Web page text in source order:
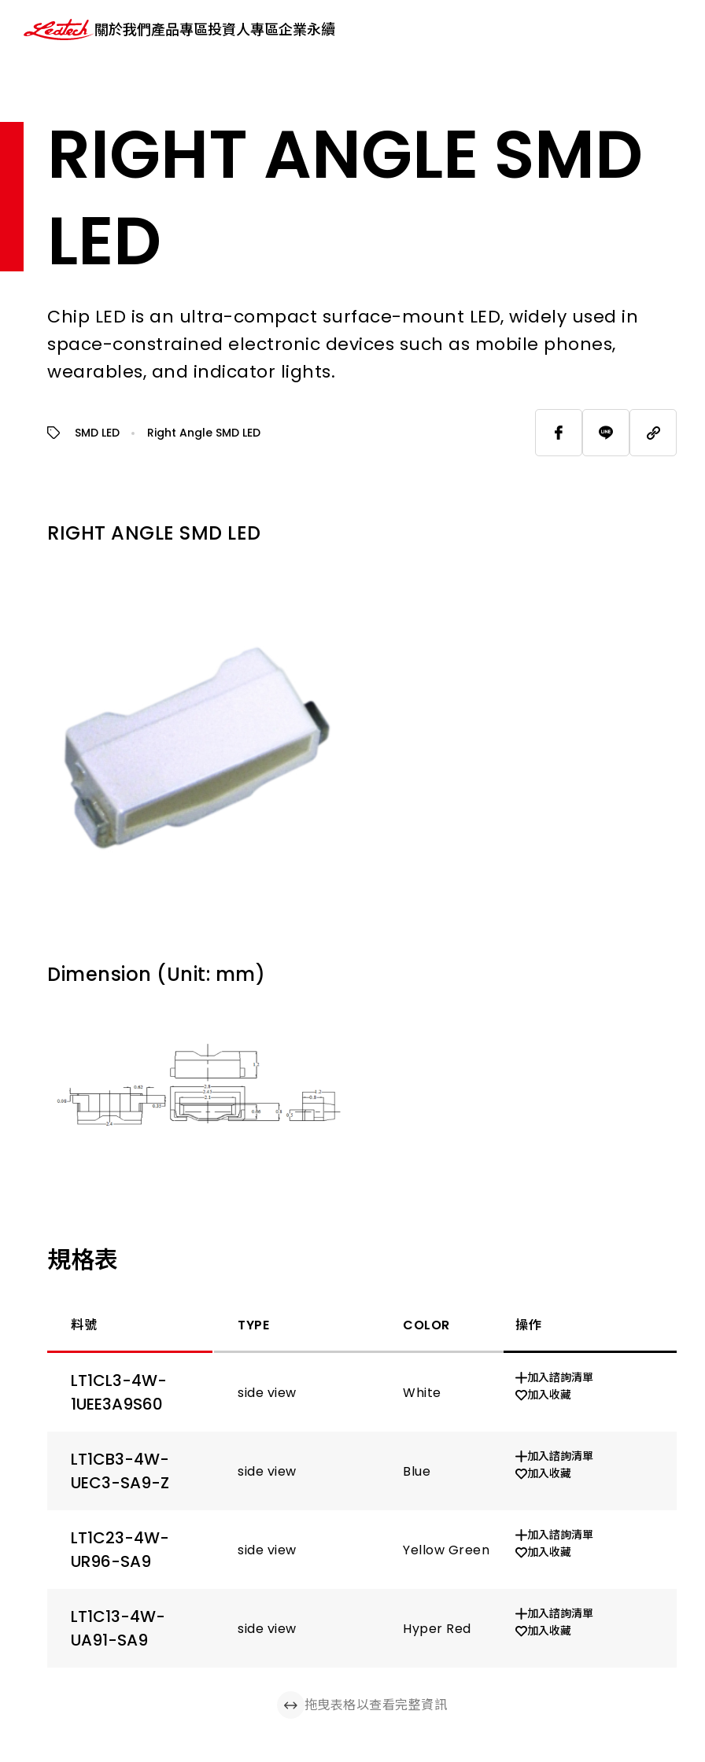
關於我們產品專區投資人專區企業永續
RIGHT ANGLE SMD
LED
Chip LED is an ultra-compact surface-mount LED, widely used in
space-constrained electronic devices such as mobile phones,
wearables, and indicator lights.
SMD LED Right Angle SMD LED
RIGHT ANGLE SMD LED
Dimension (Unit: mm)
規格表
料號 TYPE COLOR 操作
LT1CL3-4W-
1UEE3A9S60
side view White X=0.18 Y=0.18
加入諮詢清單
加入收藏
LT1CB3-4W-
UEC3-SA9-Z
side view Blue 470
加入諮詢清單
加入收藏
LT1C23-4W-
UR96-SA9
side view Yellow Green 570
加入諮詢清單
加入收藏
LT1C13-4W-
UA91-SA9
side view Hyper Red 625
加入諮詢清單
加入收藏
拖曳表格以查看完整資訊